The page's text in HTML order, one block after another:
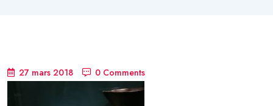
27 mars 2018 0 Comments